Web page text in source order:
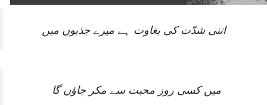
اتنی شدّت کی بغاوت ہے میرے جذبوں میں
میں کسی روز محبت سے مکر جاؤں گا